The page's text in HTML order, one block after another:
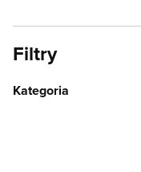
Filtry
Kategoria